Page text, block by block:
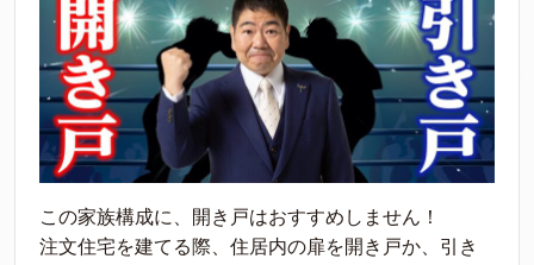
この家族構成に、開き戸はおすすめしません！
注文住宅を建てる際、住居内の扉を開き戸か、引き